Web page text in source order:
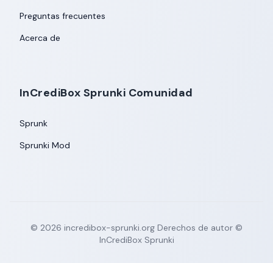
Preguntas frecuentes
Acerca de
InCrediBox Sprunki Comunidad
Sprunk
Sprunki Mod
© 2026 incredibox-sprunki.org Derechos de autor ©
InCrediBox Sprunki